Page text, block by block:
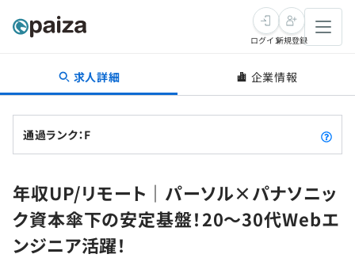
転職・キャリア
転職成功ガイド
転職エージェント
インタビュー
転職成功ガイド
新卒就活
求人検索
本選考
学習
ログイン新規登録
求人詳細 企業情報
通過ランク：F
年収UP/リモート｜パーソル×パナソニッ
ク資本傘下の安定基盤！20〜30代Webエ
ンジニア活躍！